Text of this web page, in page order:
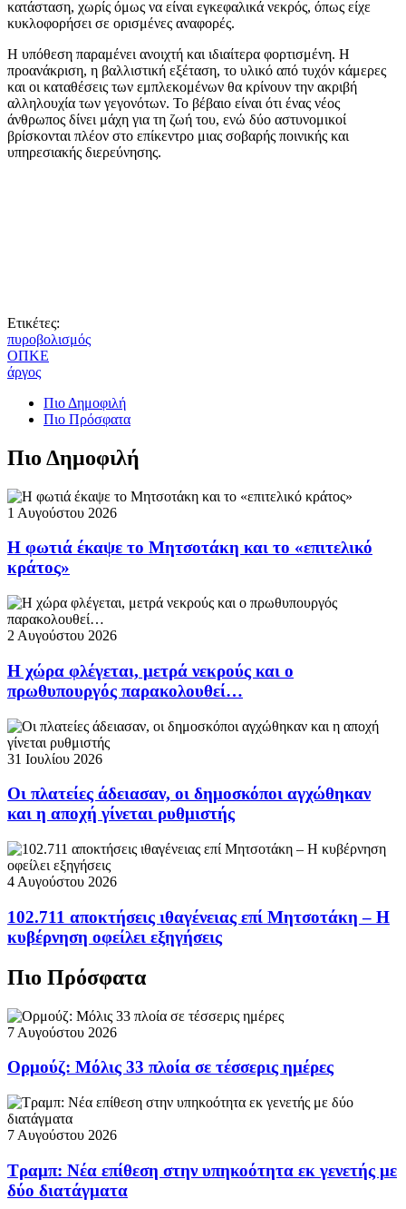
κατάσταση, χωρίς όμως να είναι εγκεφαλικά νεκρός, όπως είχε
κυκλοφορήσει σε ορισμένες αναφορές.
Η υπόθεση παραμένει ανοιχτή και ιδιαίτερα φορτισμένη. Η
προανάκριση, η βαλλιστική εξέταση, το υλικό από τυχόν κάμερες
και οι καταθέσεις των εμπλεκομένων θα κρίνουν την ακριβή
αλληλουχία των γεγονότων. Το βέβαιο είναι ότι ένας νέος
άνθρωπος δίνει μάχη για τη ζωή του, ενώ δύο αστυνομικοί
βρίσκονται πλέον στο επίκεντρο μιας σοβαρής ποινικής και
υπηρεσιακής διερεύνησης.
Ετικέτες:
πυροβολισμός
ΟΠΚΕ
άργος
Πιο Δημοφιλή
Πιο Πρόσφατα
Πιο Δημοφιλή
1 Αυγούστου 2026
Η φωτιά έκαψε το Μητσοτάκη και το «επιτελικό
κράτος»
2 Αυγούστου 2026
Η χώρα φλέγεται, μετρά νεκρούς και ο
πρωθυπουργός παρακολουθεί…
31 Ιουλίου 2026
Οι πλατείες άδειασαν, οι δημοσκόποι αγχώθηκαν
και η αποχή γίνεται ρυθμιστής
4 Αυγούστου 2026
102.711 αποκτήσεις ιθαγένειας επί Μητσοτάκη – Η
κυβέρνηση οφείλει εξηγήσεις
Πιο Πρόσφατα
7 Αυγούστου 2026
Ορμούζ: Μόλις 33 πλοία σε τέσσερις ημέρες
7 Αυγούστου 2026
Τραμπ: Νέα επίθεση στην υπηκοότητα εκ γενετής με
δύο διατάγματα